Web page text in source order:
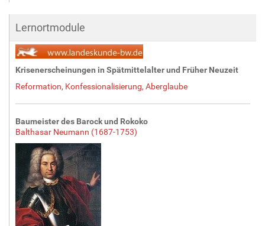
Lernortmodule
Krisenerscheinungen in Spätmittelalter und Früher Neuzeit
Reformation, Konfessionalisierung, Aberglaube
Baumeister des Barock und Rokoko
Balthasar Neumann (1687-1753)